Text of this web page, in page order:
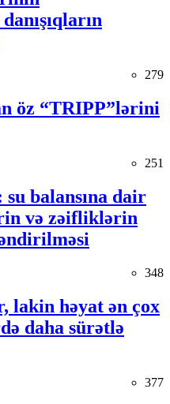
279
öz “TRIPP”lərini
251
balansına dair
və zəifliklərin
348
lakin həyat ən çox
daha sürətlə
377